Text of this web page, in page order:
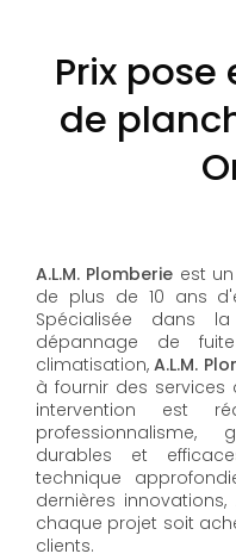
Prix
de
A.L.M. Plomberie est un
de plus de 10 ans
Spécialisée dans
dépannage de
climatisation,A.L.M.
à fournir des services
intervention est
professionnalisme,
durables et
technique
dernières innovations,
chaque projet soit
clients.